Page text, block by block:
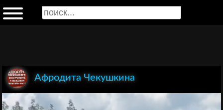
Афродита Чекушкина